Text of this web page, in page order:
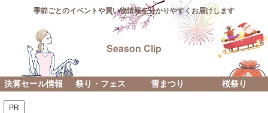
季節ごとのイベントや買い物情報を分かりやすくお届けします
Season Clip
決算セール情報 祭り・フェス 雪まつり 桜祭り
PR